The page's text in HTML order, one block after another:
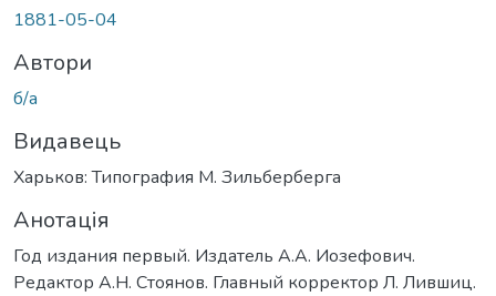
1881-05-04
Автори
б/а
Видавець
Харьков: Типография М. Зильберберга
Анотація
Год издания первый. Издатель А.А. Иозефович.
Редактор А.Н. Стоянов. Главный корректор Л. Лившиц.